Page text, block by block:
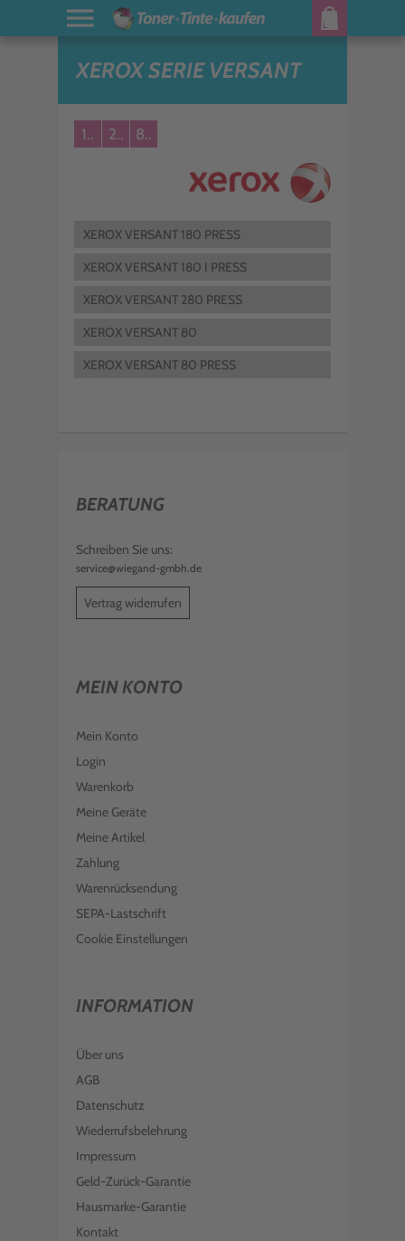
XEROX SERIE VERSANT
1.. 2.. 8..
XEROX VERSANT 180 PRESS
XEROX VERSANT 180 I PRESS
XEROX VERSANT 280 PRESS
XEROX VERSANT 80
XEROX VERSANT 80 PRESS
BERATUNG
Schreiben Sie uns:
service@wiegand-gmbh.de
Vertrag widerrufen
MEIN KONTO
Mein Konto
Login
Warenkorb
Meine Geräte
Meine Artikel
Zahlung
Warenrücksendung
SEPA-Lastschrift
Cookie Einstellungen
INFORMATION
Über uns
AGB
Datenschutz
Wiederrufsbelehrung
Impressum
Geld-Zurück-Garantie
Hausmarke-Garantie
Kontakt